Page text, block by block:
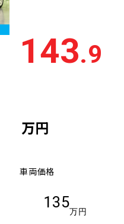
143.9
万円
車両価格
135
万円